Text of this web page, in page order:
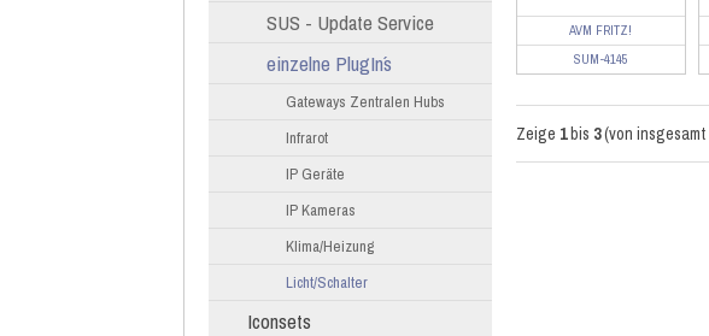
SUS - Update Service
einzelne PlugIn´s
Gateways Zentralen Hubs
Infrarot
IP Geräte
IP Kameras
Klima/Heizung
Licht/Schalter
Iconsets
AVM FRITZ!
SUM-4145
Zeige 1bis 3(von insgesamt